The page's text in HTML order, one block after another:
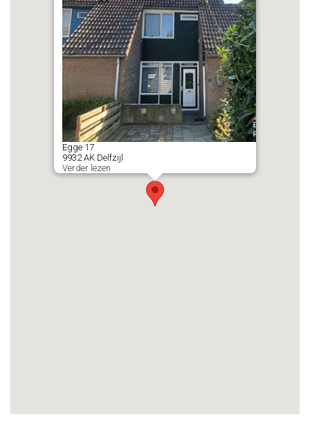
Egge 17
9932 AK Delfzijl
Verder lezen